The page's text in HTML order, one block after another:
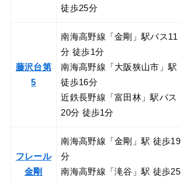
徒歩25分
藤沢台第
5
南海高野線「金剛」駅バス11
分 徒歩1分
南海高野線「大阪狭山市」駅
徒歩16分
近鉄長野線「富田林」駅バス
20分 徒歩1分
フレール
金剛
南海高野線「金剛」駅 徒歩19
分
南海高野線「滝谷」駅 徒歩25